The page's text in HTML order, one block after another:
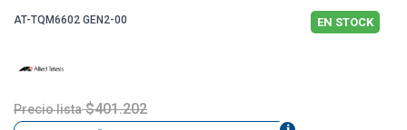
AT-TQM6602 GEN2-00 EN STOCK
Precio lista $401.202